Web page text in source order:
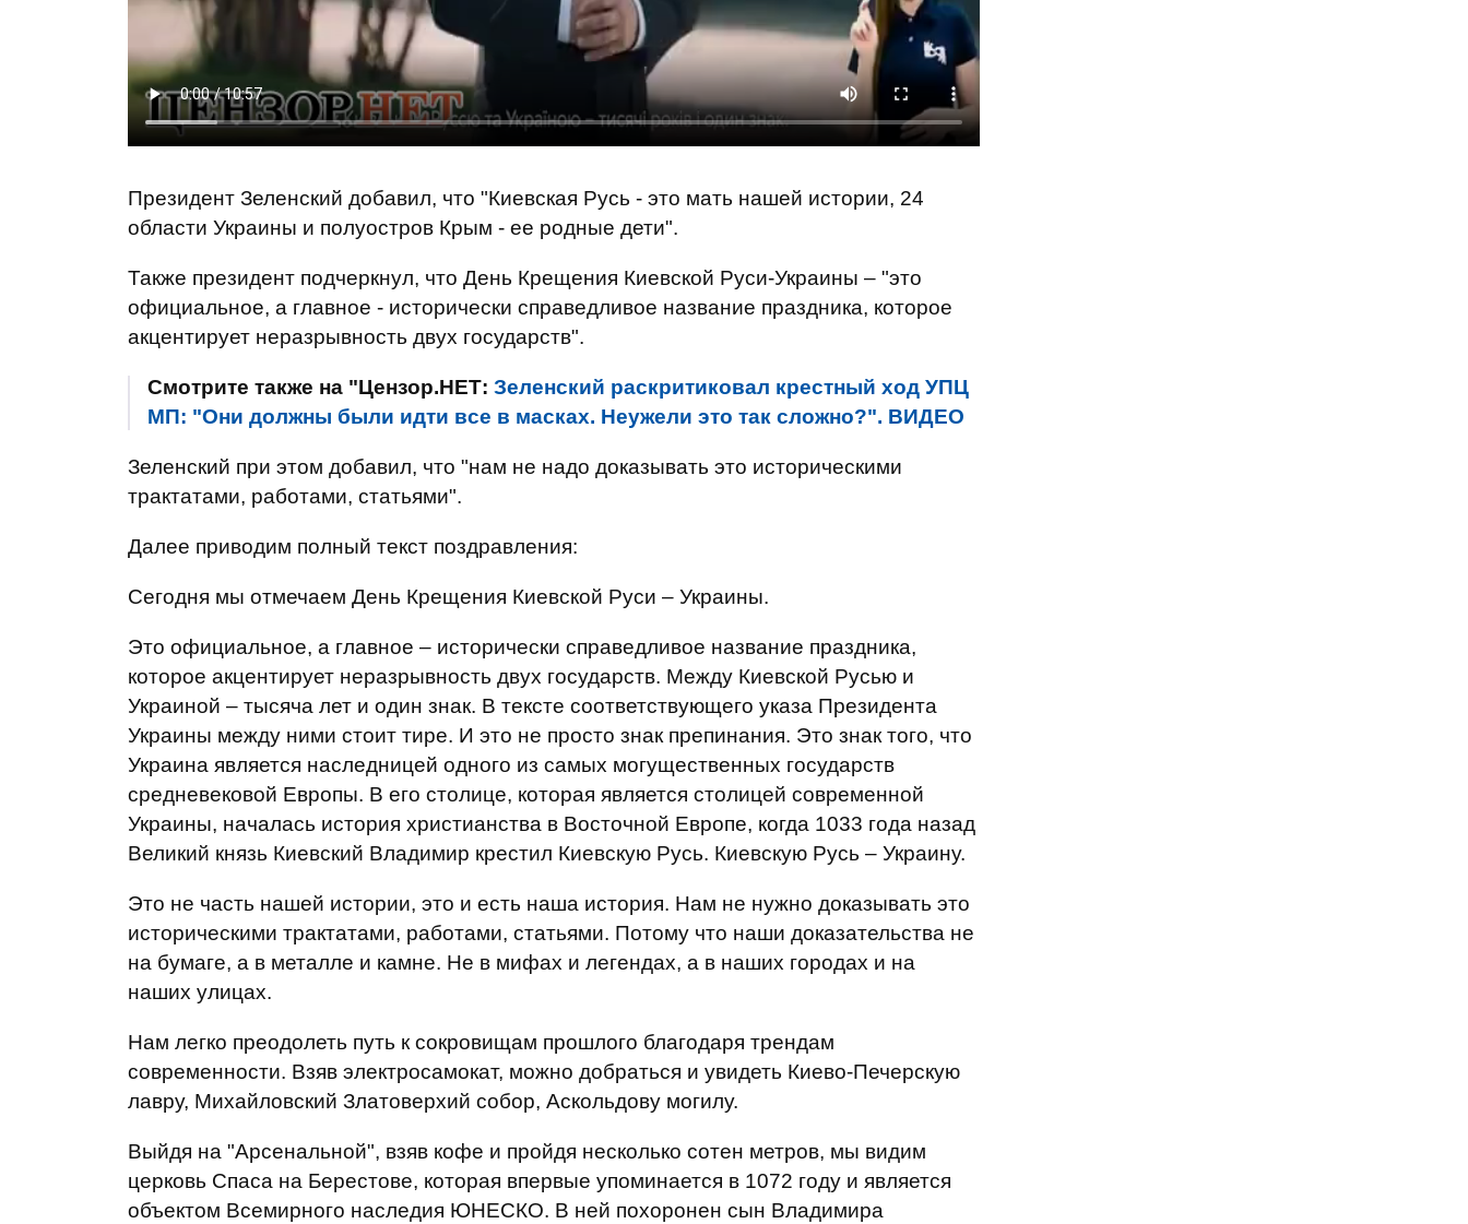
Президент Зеленский добавил, что "Киевская Русь - это мать нашей истории, 24
области Украины и полуостров Крым - ее родные дети".
Также президент подчеркнул, что День Крещения Киевской Руси-Украины – "это
официальное, а главное - исторически справедливое название праздника, которое
акцентирует неразрывность двух государств".
Смотрите также на "Цензор.НЕТ: Зеленский раскритиковал крестный ход УПЦ
МП: "Они должны были идти все в масках. Неужели это так сложно?". ВИДЕО
Зеленский при этом добавил, что "нам не надо доказывать это историческими
трактатами, работами, статьями".
Далее приводим полный текст поздравления:
Сегодня мы отмечаем День Крещения Киевской Руси – Украины.
Это официальное, а главное – исторически справедливое название праздника,
которое акцентирует неразрывность двух государств. Между Киевской Русью и
Украиной – тысяча лет и один знак. В тексте соответствующего указа Президента
Украины между ними стоит тире. И это не просто знак препинания. Это знак того, что
Украина является наследницей одного из самых могущественных государств
средневековой Европы. В его столице, которая является столицей современной
Украины, началась история христианства в Восточной Европе, когда 1033 года назад
Великий князь Киевский Владимир крестил Киевскую Русь. Киевскую Русь – Украину.
Это не часть нашей истории, это и есть наша история. Нам не нужно доказывать это
историческими трактатами, работами, статьями. Потому что наши доказательства не
на бумаге, а в металле и камне. Не в мифах и легендах, а в наших городах и на
наших улицах.
Нам легко преодолеть путь к сокровищам прошлого благодаря трендам
современности. Взяв электросамокат, можно добраться и увидеть Киево-Печерскую
лавру, Михайловский Златоверхий собор, Аскольдову могилу.
Выйдя на "Арсенальной", взяв кофе и пройдя несколько сотен метров, мы видим
церковь Спаса на Берестове, которая впервые упоминается в 1072 году и является
объектом Всемирного наследия ЮНЕСКО. В ней похоронен сын Владимира